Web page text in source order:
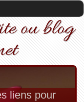
ou blog
liens pour